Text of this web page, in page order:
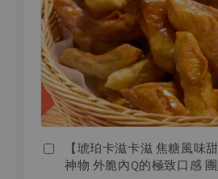
【琥珀卡滋卡滋 焦糖風味
神物 外脆內Q的極致口感